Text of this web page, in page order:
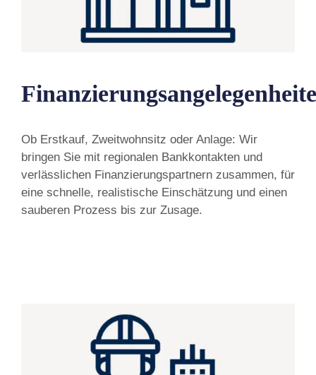
Ob Erstkauf, Zweitwohnsitz oder Anlage: Wir
bringen Sie mit regionalen Bankkontakten und
verlässlichen Finanzierungspartnern zusammen, für
eine schnelle, realistische Einschätzung und einen
sauberen Prozess bis zur Zusage.